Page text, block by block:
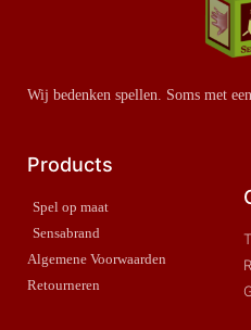
Wij bedenken spellen. Soms met
Products
Spel op maat
Sensabrand
Algemene Voorwaarden
Retourneren